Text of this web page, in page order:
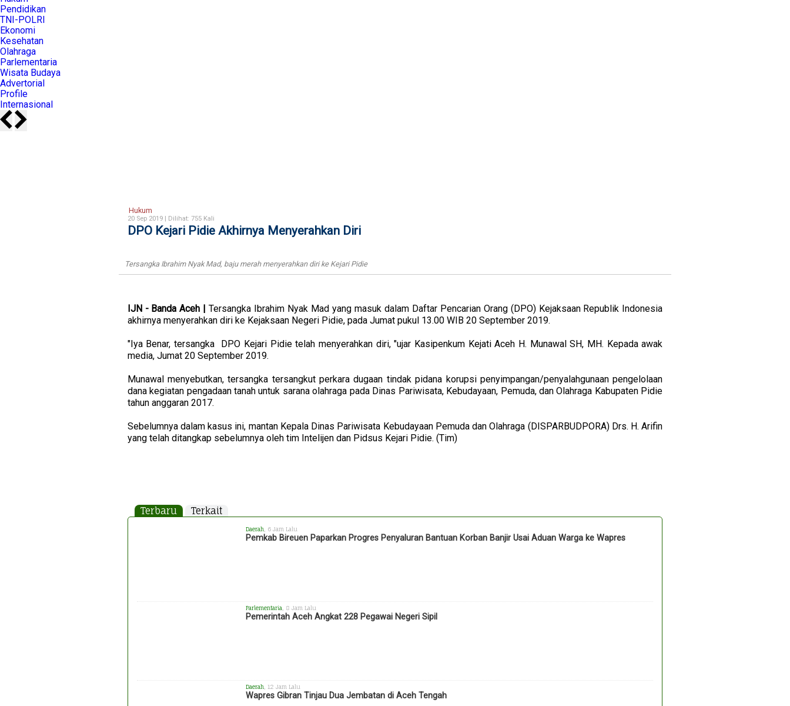
Pendidikan
TNI-POLRI
Ekonomi
Kesehatan
Olahraga
Parlementaria
Wisata Budaya
Advertorial
Profile
Internasional
Hukum
20 Sep 2019 | Dilihat: 755 Kali
DPO Kejari Pidie Akhirnya Menyerahkan Diri
Tersangka Ibrahim Nyak Mad, baju merah menyerahkan diri ke Kejari Pidie
IJN - Banda Aceh |Tersangka Ibrahim Nyak Mad yang masuk dalam Daftar Pencarian Orang (DPO) Kejaksaan Republik Indonesia
akhirnya menyerahkan diri ke Kejaksaan Negeri Pidie, pada Jumat pukul 13.00 WIB 20 September 2019.
"Iya Benar, tersangka DPO Kejari Pidie telah menyerahkan diri, "ujar Kasipenkum Kejati Aceh H. Munawal SH, MH. Kepada awak
media, Jumat 20 September 2019.
Munawal menyebutkan, tersangka tersangkut perkara dugaan tindak pidana korupsi penyimpangan/penyalahgunaan pengelolaan
dana kegiatan pengadaan tanah untuk sarana olahraga pada Dinas Pariwisata, Kebudayaan, Pemuda, dan Olahraga Kabupaten Pidie
tahun anggaran 2017.
Sebelumnya dalam kasus ini, mantan Kepala Dinas Pariwisata Kebudayaan Pemuda dan Olahraga (DISPARBUDPORA) Drs. H. Arifin
yang telah ditangkap sebelumnya oleh tim Intelijen dan Pidsus Kejari Pidie. (Tim)
Terbaru Terkait
Daerah , 6 Jam Lalu
Pemkab Bireuen Paparkan Progres Penyaluran Bantuan Korban Banjir Usai Aduan Warga ke Wapres
Parlementaria , 8 Jam Lalu
Pemerintah Aceh Angkat 228 Pegawai Negeri Sipil
Daerah , 12 Jam Lalu
Wapres Gibran Tinjau Dua Jembatan di Aceh Tengah